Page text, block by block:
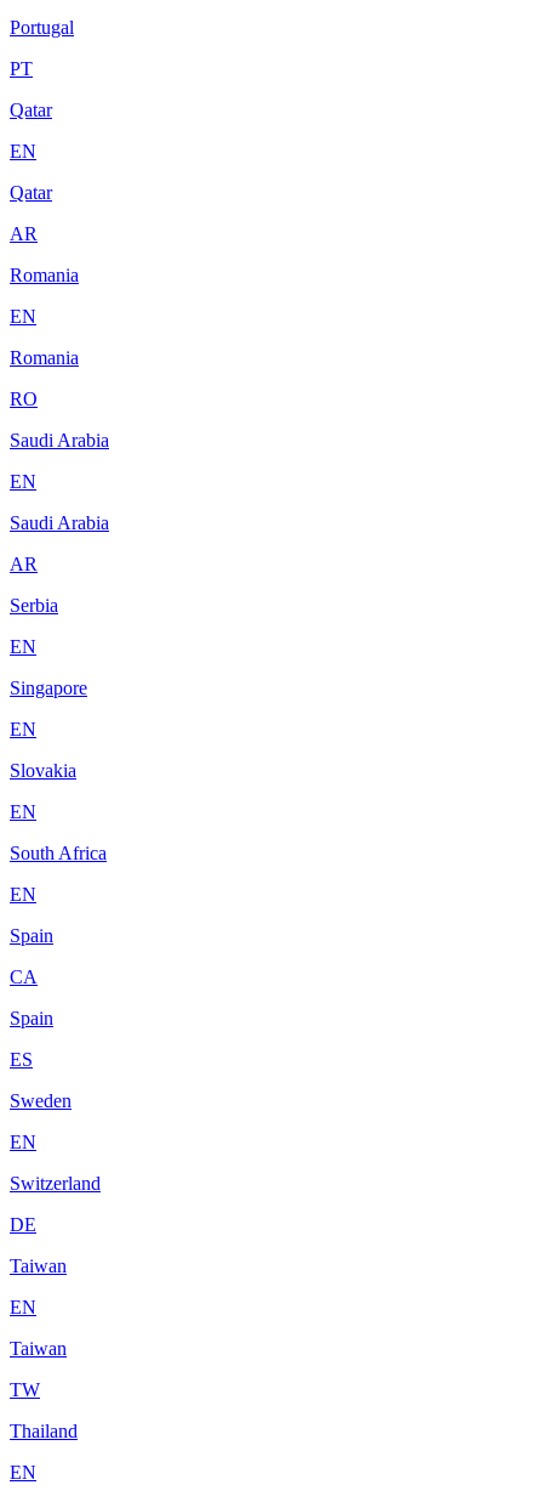
Portugal
PT
Qatar
EN
Qatar
AR
Romania
EN
Romania
RO
Saudi Arabia
EN
Saudi Arabia
AR
Serbia
EN
Singapore
EN
Slovakia
EN
South Africa
EN
Spain
CA
Spain
ES
Sweden
EN
Switzerland
DE
Taiwan
EN
Taiwan
TW
Thailand
EN